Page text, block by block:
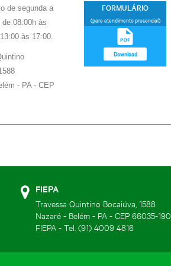
de segunda a
de 08:00h às
às 17:00.
- PA - CEP
FORMULÁRIO
(para atendimento presencial)
Download
FIEPA
Travessa Quintino Bocaiúva, 1588
Nazaré - Belém - PA - CEP 66035-190
FIEPA - Tel. (91) 4009 4816